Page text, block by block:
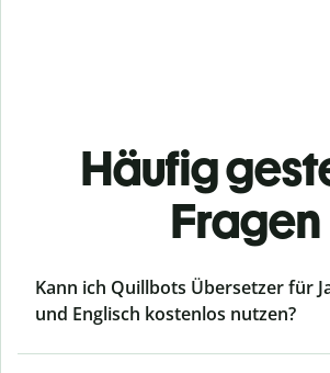
Häufig
Fragen
Kann ich Quillbots Übersetzer für
und Englisch kostenlos nutzen?